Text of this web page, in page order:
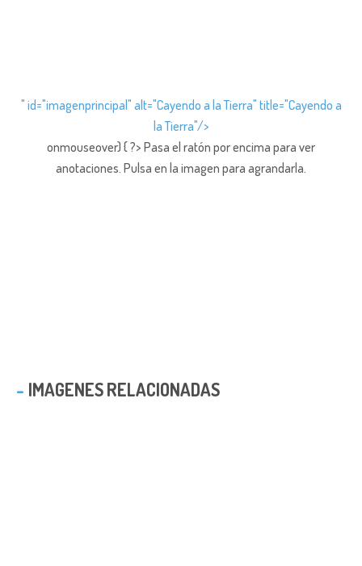
" id="imagenprincipal" alt="Cayendo a la Tierra" title="Cayendo a
la Tierra"/>
onmouseover) { ?> Pasa el ratón por encima para ver
anotaciones. Pulsa en la imagen para agrandarla.
IMAGENES RELACIONADAS